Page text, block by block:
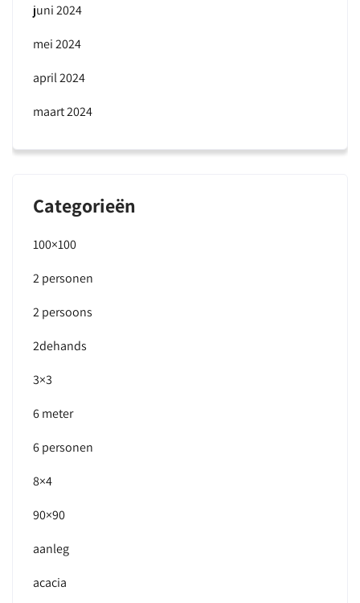
juni 2024
mei 2024
april 2024
maart 2024
Categorieën
100×100
2 personen
2 persoons
2dehands
3×3
6 meter
6 personen
8×4
90×90
aanleg
acacia